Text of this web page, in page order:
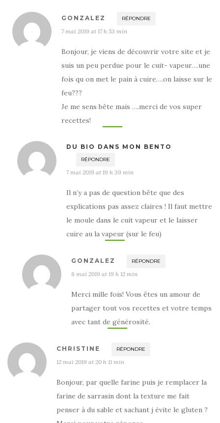
GONZALEZ RÉPONDRE
7 mai 2019 at 17 h 53 min
Bonjour, je viens de découvrir votre site et je
suis un peu perdue pour le cuit- vapeur….une
fois qu on met le pain à cuire….on laisse sur le
feu???
Je me sens bête mais ….merci de vos super
recettes!
DU BIO DANS MON BENTO
RÉPONDRE
7 mai 2019 at 19 h 39 min
Il n’y a pas de question bête que des
explications pas assez claires ! Il faut mettre
le moule dans le cuit vapeur et le laisser
cuire au la vapeur (sur le feu)
GONZALEZ RÉPONDRE
8 mai 2019 at 19 h 12 min
Merci mille fois! Vous êtes un amour de
partager tout vos recettes et votre temps
avec tant de générosité.
CHRISTINE RÉPONDRE
12 mai 2019 at 20 h 11 min
Bonjour, par quelle farine puis je remplacer la
farine de sarrasin dont la texture me fait
penser à du sable et sachant j évite le gluten ?